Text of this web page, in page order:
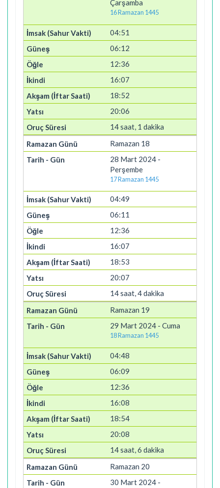
Çarşamba
16 Ramazan 1445
04:51
06:12
12:36
16:07
18:52
20:06
14 saat, 1 dakika
Ramazan 18
28 Mart 2024 -
Perşembe
17 Ramazan 1445
04:49
06:11
12:36
16:07
18:53
20:07
14 saat, 4 dakika
Ramazan 19
29 Mart 2024 - Cuma
18 Ramazan 1445
04:48
06:09
12:36
16:08
18:54
20:08
14 saat, 6 dakika
Ramazan 20
30 Mart 2024 -